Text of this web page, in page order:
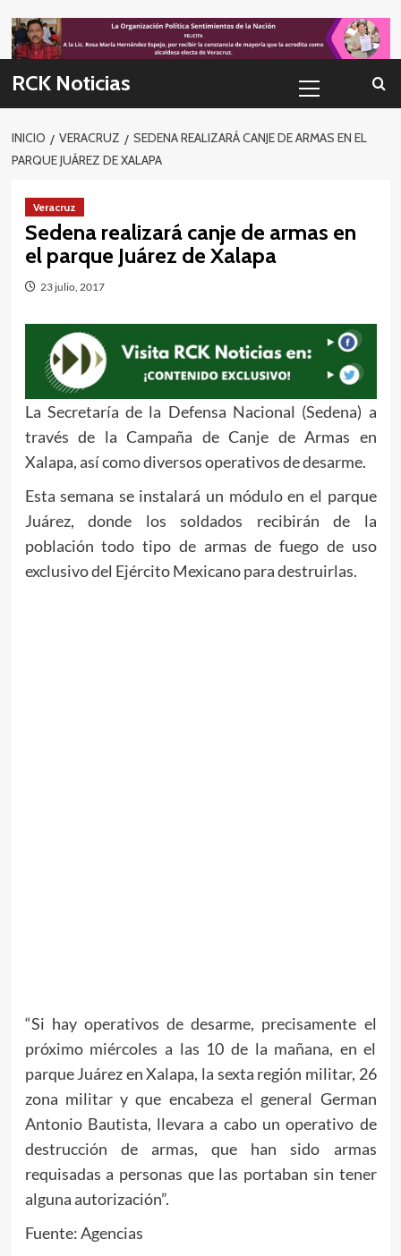
to
content
RCK Noticias
primario
INICIO VERACRUZ
SEDENA REALIZARÁ CANJE DE ARMAS EN EL
PARQUE JUÁREZ DE XALAPA
Veracruz
Sedena realizará canje de armas en
el parque Juárez de Xalapa
23 julio, 2017
La Secretaría de la Defensa Nacional (Sedena) a
través de la Campaña de Canje de Armas en
Xalapa, así como diversos operativos de desarme.
Esta semana se instalará un módulo en el parque
Juárez, donde los soldados recibirán de la
población todo tipo de armas de fuego de uso
exclusivo del Ejército Mexicano para destruirlas.
“Si hay operativos de desarme, precisamente el
próximo miércoles a las 10 de la mañana, en el
parque Juárez en Xalapa, la sexta región militar, 26
zona militar y que encabeza el general German
Antonio Bautista, llevara a cabo un operativo de
destrucción de armas, que han sido armas
requisadas a personas que las portaban sin tener
alguna autorización”.
Fuente: Agencias